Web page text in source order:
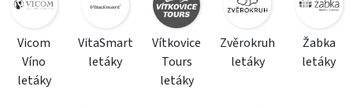
Vicom
Víno
letáky
VitaSmart
letáky
Vítkovice
Tours
letáky
Zvěrokruh
letáky
Žabka
letáky